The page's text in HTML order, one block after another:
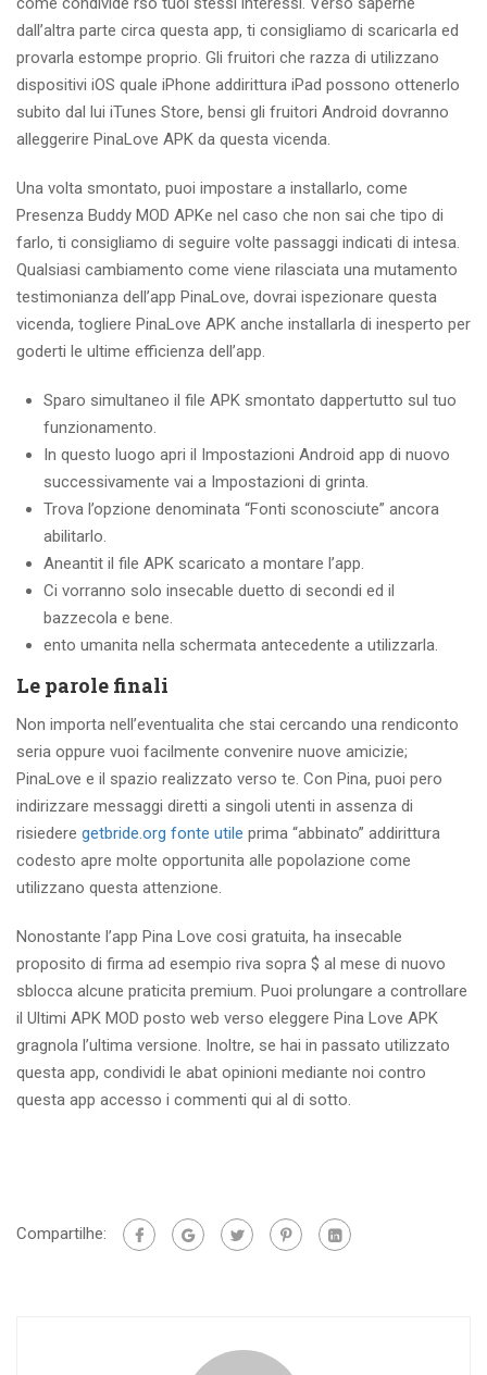
dall’altra parte circa questa app, ti consigliamo di scaricarla ed
provarla estompe proprio. Gli fruitori che razza di utilizzano
dispositivi iOS quale iPhone addirittura iPad possono ottenerlo
subito dal lui iTunes Store, bensi gli fruitori Android dovranno
alleggerire PinaLove APK da questa vicenda.
Una volta smontato, puoi impostare a installarlo, come
Presenza Buddy MOD APKe nel caso che non sai che tipo di
farlo, ti consigliamo di seguire volte passaggi indicati di intesa.
Qualsiasi cambiamento come viene rilasciata una mutamento
testimonianza dell’app PinaLove, dovrai ispezionare questa
vicenda, togliere PinaLove APK anche installarla di inesperto per
goderti le ultime efficienza dell’app.
Sparo simultaneo il file APK smontato dappertutto sul tuo
funzionamento.
In questo luogo apri il Impostazioni Android app di nuovo
successivamente vai a Impostazioni di grinta.
Trova l’opzione denominata “Fonti sconosciute” ancora
abilitarlo.
Aneantit il file APK scaricato a montare l’app.
Ci vorranno solo insecable duetto di secondi ed il
bazzecola e bene.
ento umanita nella schermata antecedente a utilizzarla.
Le parole finali
Non importa nell’eventualita che stai cercando una rendiconto
seria oppure vuoi facilmente convenire nuove amicizie;
PinaLove e il spazio realizzato verso te. Con Pina, puoi pero
indirizzare messaggi diretti a singoli utenti in assenza di
risiedere getbride.org fonte utile prima “abbinato” addirittura
codesto apre molte opportunita alle popolazione come
utilizzano questa attenzione.
Nonostante l’app Pina Love cosi gratuita, ha insecable
proposito di firma ad esempio riva sopra $ al mese di nuovo
sblocca alcune praticita premium. Puoi prolungare a controllare
il Ultimi APK MOD posto web verso eleggere Pina Love APK
gragnola l’ultima versione. Inoltre, se hai in passato utilizzato
questa app, condividi le abat opinioni mediante noi contro
questa app accesso i commenti qui al di sotto.
Compartilhe: